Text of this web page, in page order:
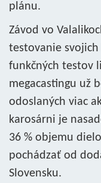
plánu.
Závod vo
testovanie svojich
funkčných testov
megacastingu už
odoslaných viac
karosárni je
36 % objemu
pochádzať od
Slovensku.